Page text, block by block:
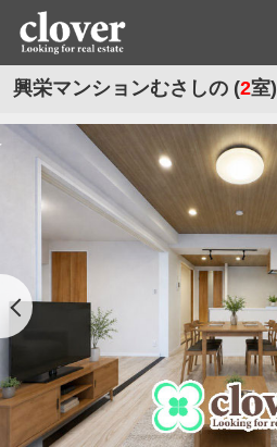
興栄マンションむさしの (2室)